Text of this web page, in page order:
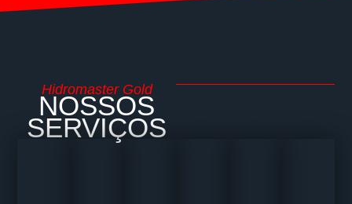
Hidromaster Gold
NOSSOS
SERVIÇOS